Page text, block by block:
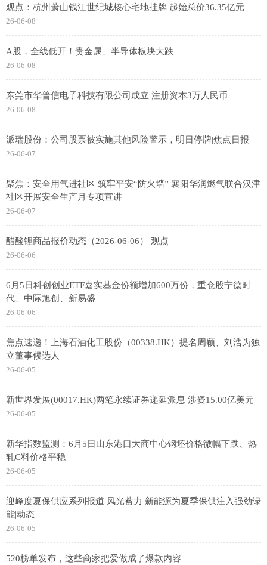
观点：杭州萧山钱江世纪城核心宅地挂牌 起始总价36.35亿元
26-06-08
A股，全线低开！贵金属、半导体板块大跌
26-06-08
东莞市华普信电子科技有限公司成立 注册资本3万人民币
26-06-08
派瑞股份：公司股票被实施其他风险警示，明日停牌|焦点日报
26-06-07
聚焦：安全用气进社区 筑牢平安“防火墙” 襄阳华润燃气联合汉津
社区开展安全生产月专项宣讲
26-06-07
醋酸锂商品报价动态（2026-06-06） 观点
26-06-06
6月5日科创创业ETF嘉实基金份额增加600万份，重仓股宁德时
代、中际旭创、新易盛
26-06-06
焦点速递！上海石油化工股份（00338.HK）提名周颖、刘浩为独
立董事候选人
26-06-05
新世界发展(00017.HK)两笔永续证券递延派息 涉资15.00亿美元
26-06-05
新华指数监测：6月5日山东港口大商中心钢坯价格微幅下跌、热
轧C料价格平稳
26-06-05
迎峰度夏保供应系列报道 风光蓄力 新能源为夏季保供注入强劲绿
能|动态
26-06-05
520榜单发布，这些商家把爱做成了爆款内容